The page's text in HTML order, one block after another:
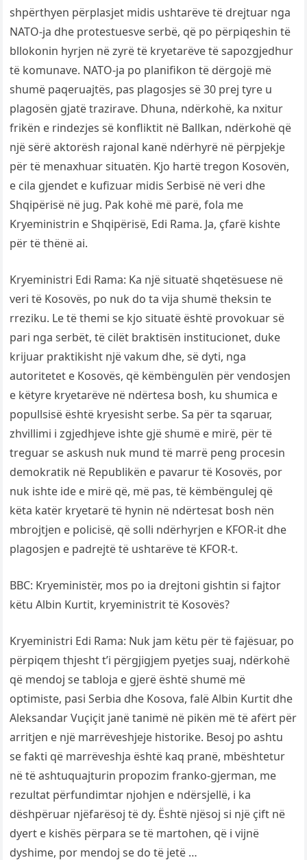
shpërthyen përplasjet midis ushtarëve të drejtuar nga
NATO-ja dhe protestuesve serbë, që po përpiqeshin të
bllokonin hyrjen në zyrë të kryetarëve të sapozgjedhur
të komunave. NATO-ja po planifikon të dërgojë më
shumë paqeruajtës, pas plagosjes së 30 prej tyre u
plagosën gjatë trazirave. Dhuna, ndërkohë, ka nxitur
frikën e rindezjes së konfliktit në Ballkan, ndërkohë që
një sërë aktorësh rajonal kanë ndërhyrë në përpjekje
për të menaxhuar situatën. Kjo hartë tregon Kosovën,
e cila gjendet e kufizuar midis Serbisë në veri dhe
Shqipërisë në jug. Pak kohë më parë, fola me
Kryeministrin e Shqipërisë, Edi Rama. Ja, çfarë kishte
për të thënë ai.
Kryeministri Edi Rama: Ka një situatë shqetësuese në
veri të Kosovës, po nuk do ta vija shumë theksin te
rreziku. Le të themi se kjo situatë është provokuar së
pari nga serbët, të cilët braktisën institucionet, duke
krijuar praktikisht një vakum dhe, së dyti, nga
autoritetet e Kosovës, që këmbëngulën për vendosjen
e këtyre kryetarëve në ndërtesa bosh, ku shumica e
popullsisë është kryesisht serbe. Sa për ta sqaruar,
zhvillimi i zgjedhjeve ishte gjë shumë e mirë, për të
treguar se askush nuk mund të marrë peng procesin
demokratik në Republikën e pavarur të Kosovës, por
nuk ishte ide e mirë që, më pas, të këmbëngulej që
këta katër kryetarë të hynin në ndërtesat bosh nën
mbrojtjen e policisë, që solli ndërhyrjen e KFOR-it dhe
plagosjen e padrejtë të ushtarëve të KFOR-t.
BBC: Kryeministër, mos po ia drejtoni gishtin si fajtor
këtu Albin Kurtit, kryeministrit të Kosovës?
Kryeministri Edi Rama: Nuk jam këtu për të fajësuar, po
përpiqem thjesht t’i përgjigjem pyetjes suaj, ndërkohë
që mendoj se tabloja e gjerë është shumë më
optimiste, pasi Serbia dhe Kosova, falë Albin Kurtit dhe
Aleksandar Vuçiçit janë tanimë në pikën më të afërt për
arritjen e një marrëveshjeje historike. Besoj po ashtu
se fakti që marrëveshja është kaq pranë, mbështetur
në të ashtuquajturin propozim franko-gjerman, me
rezultat përfundimtar njohjen e ndërsjellë, i ka
dëshpëruar njëfarësoj të dy. Është njësoj si një çift në
dyert e kishës përpara se të martohen, që i vijnë
dyshime, por mendoj se do të jetë …